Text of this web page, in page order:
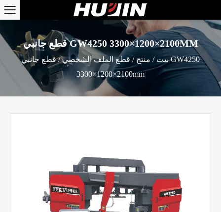
قطع جانبي GW4250 3300×1200×2100MM
بيت / منتج / قطع الملف الشخصي/قطع جانبي GW4250
3300×1200×2100mm